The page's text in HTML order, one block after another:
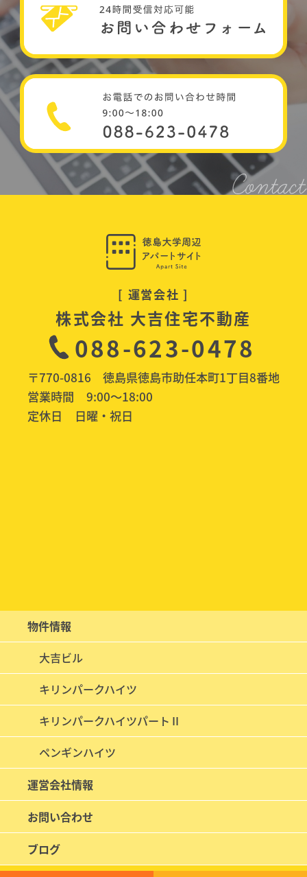
[ 運営会社 ]
株式会社 大吉住宅不動産
088-623-0478
〒770-0816 徳島県徳島市助任本町1丁目8番地
営業時間
9:00〜18:00
定休日
日曜・祝日
物件情報
大吉ビル
キリンパークハイツ
キリンパークハイツパートⅡ
ペンギンハイツ
運営会社情報
お問い合わせ
ブログ